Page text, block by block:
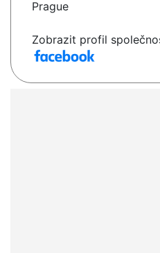
Prague
Zobrazit profil